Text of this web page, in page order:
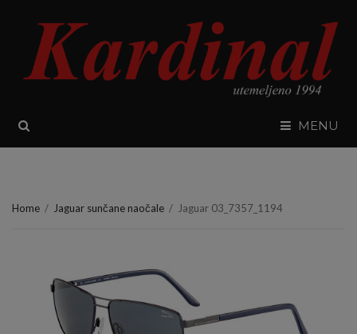
MENU
Home / Jaguar sunčane naočale / Jaguar 03_7357_1194